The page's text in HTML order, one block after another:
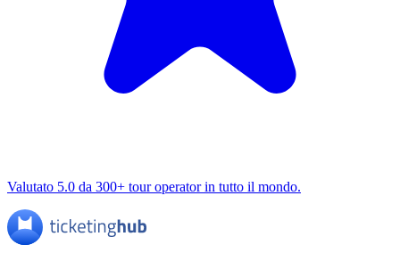
Valutato 5.0 da 300+ tour operator in tutto il mondo.